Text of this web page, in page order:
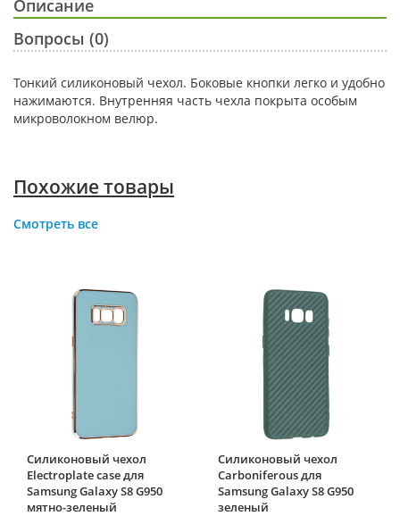
Описание
Вопросы (0)
Тонкий силиконовый чехол. Боковые кнопки легко и удобно
нажимаются. Внутренняя часть чехла покрыта особым
микроволокном велюр.
Похожие товары
Смотреть все
Силиконовый чехол
Electroplate case для
Samsung Galaxy S8 G950
мятно-зеленый
Силиконовый чехол
Carboniferous для
Samsung Galaxy S8 G950
зеленый